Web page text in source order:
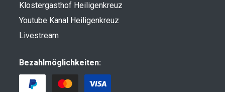
Klostergasthof Heiligenkreuz
Youtube Kanal Heiligenkreuz
Livestream
Bezahlmöglichkeiten: